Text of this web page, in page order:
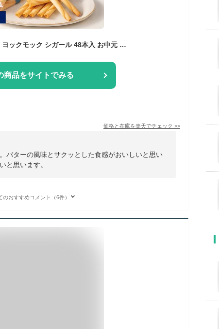
【送料無料】【公式】ヨックモック シガール 48本入 お中元 夏ギフト 2026 お盆 お供え 詰め合わせ プレゼント スイーツ ギフト プチギフト クッキー 退職 洋菓子 お菓子 焼き菓子 手土産 個包装 お取り寄せ お礼 お祝い
商品をサイトでみる
価格と在庫を楽天でチェック >>
バターの風味とサクッとした食感がおいしいと思い
と思います。
のおすすめコメント（6件）